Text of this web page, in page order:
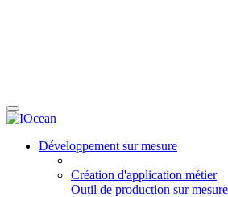
Développement sur mesure
Création d'application métier
Outil de production sur